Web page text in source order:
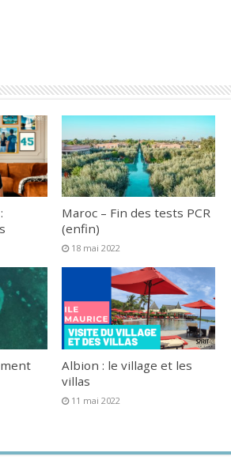
Maroc – Fin des tests PCR
(enfin)
18 mai 2022
Albion : le village et les
villas
11 mai 2022